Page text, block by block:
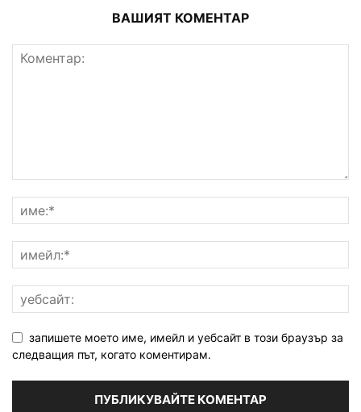
ВАШИЯТ КОМЕНТАР
запишете моето име, имейл и уебсайт в този браузър за
следващия път, когато коментирам.